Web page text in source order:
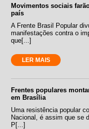
Movimentos sociais
país
A Frente Brasil Popular
manifestações contra o
que[...]
LER MAIS
Frentes populares
em Brasília
Uma resistência popular
Nacional, é assim que se
P[...]